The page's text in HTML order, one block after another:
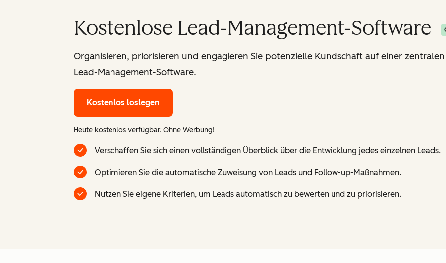
Kostenlose Lead-Management-Software
Organisieren, priorisieren und engagieren Sie potenzielle Kundschaft auf einer
Lead-Management-Software.
Kostenlos loslegen
Heute kostenlos verfügbar. Ohne Werbung!
Verschaffen Sie sich einen vollständigen Überblick über die Entwicklung jedes einzelnen Leads.
Optimieren Sie die automatische Zuweisung von Leads und Follow-up-Maßnahmen.
Nutzen Sie eigene Kriterien, um Leads automatisch zu bewerten und zu priorisieren.